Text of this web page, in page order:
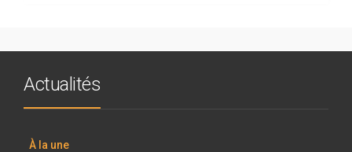
Actualités
À la une